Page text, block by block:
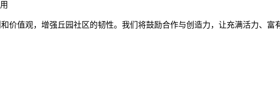
价值观，增强丘园社区的韧性。我们将鼓励合作与创造力，让充满活力、富